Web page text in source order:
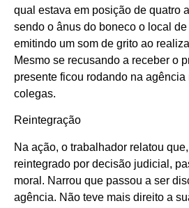
qual estava em posição de quatro
sendo o ânus do boneco o local
emitindo um som de grito ao
Mesmo se recusando a receber o
presente ficou rodando na agência
colegas.
Reintegração
Na ação, o trabalhador relatou
reintegrado por decisão judicial,
moral. Narrou que passou a ser
agência. Não teve mais direito a